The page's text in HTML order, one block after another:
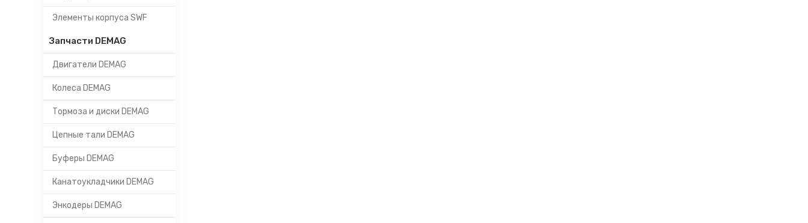
Элементы корпуса SWF
Запчасти DEMAG
Двигатели DEMAG
Колеса DEMAG
Тормоза и диски DEMAG
Цепные тали DEMAG
Буферы DEMAG
Канатоукладчики DEMAG
Энкодеры DEMAG